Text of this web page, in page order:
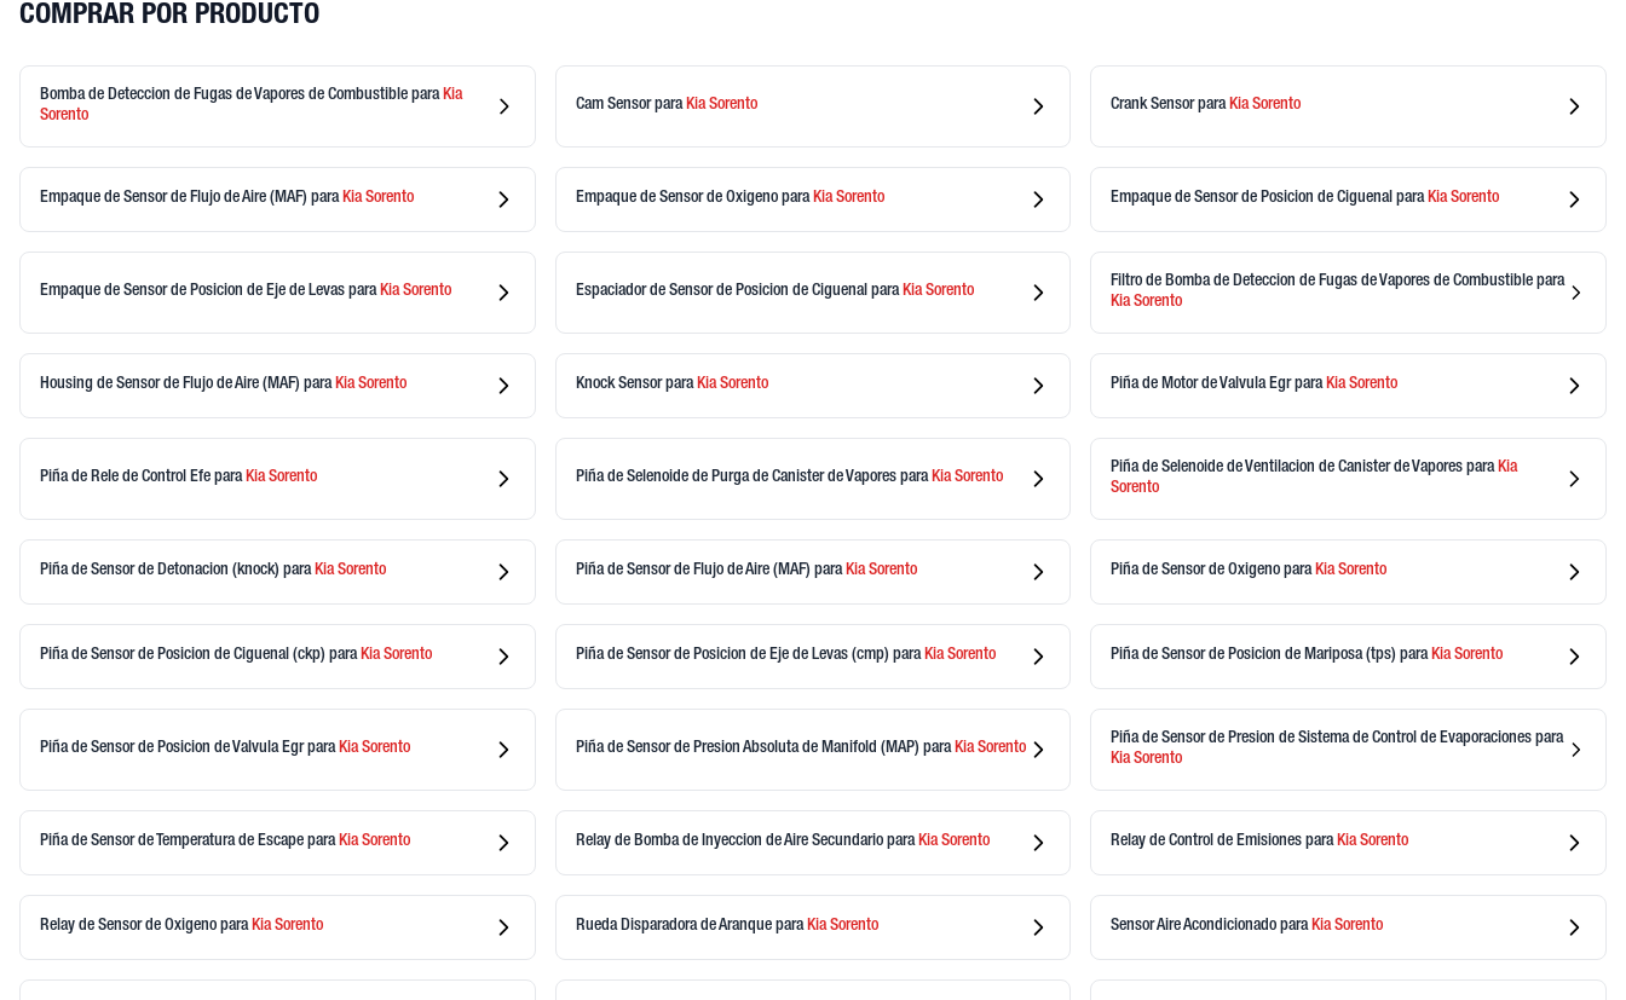
COMPRAR POR PRODUCTO
Bomba de Deteccion de Fugas de Vapores de Combustible para Kia
Sorento
Cam Sensor paraKiaSorento Crank Sensor paraKiaSorento
Empaque de Sensor de Flujo de Aire (MAF) paraKiaSorento Empaque de Sensor de Oxigeno paraKiaSorento Empaque de Sensor de Posicion de Ciguenal paraKiaSorento
Empaque de Sensor de Posicion de Eje de Levas paraKiaSorento Espaciador de Sensor de Posicion de Ciguenal paraKiaSorento
Filtro de Bomba de Deteccion de Fugas de Vapores de Combustiblepara
KiaSorento
Housing de Sensor de Flujo de Aire (MAF) paraKiaSorento Knock Sensor paraKiaSorento Piña de Motor de Valvula Egr paraKiaSorento
Piña de Rele de Control Efe paraKiaSorento Piña de Selenoide de Purga de Canister de Vapores paraKiaSorento
Piña de Selenoide de Ventilacion de Canister de Vaporespara Kia
Sorento
Piña de Sensor de Detonacion (knock) paraKiaSorento Piña de Sensor de Flujo de Aire (MAF) paraKiaSorento Piña de Sensor de Oxigeno paraKiaSorento
Piña de Sensor de Posicion de Ciguenal (ckp) paraKiaSorento Piña de Sensor de Posicion de Eje de Levas (cmp) paraKiaSorento Piña de Sensor de Posicion de Mariposa (tps) paraKiaSorento
Piña de Sensor de Posicion de Valvula Egr paraKiaSorento Piña de Sensor de Presion Absoluta de Manifold (MAP) paraKiaSorento
Piña de Sensor de Presion de Sistema de Control de Evaporacionespara
KiaSorento
Piña de Sensor de Temperatura de Escape paraKiaSorento Relay de Bomba de Inyeccion de Aire Secundario paraKiaSorento Relay de Control de Emisiones paraKiaSorento
Relay de Sensor de Oxigeno paraKiaSorento Rueda Disparadora de Aranque paraKiaSorento Sensor Aire Acondicionado paraKiaSorento